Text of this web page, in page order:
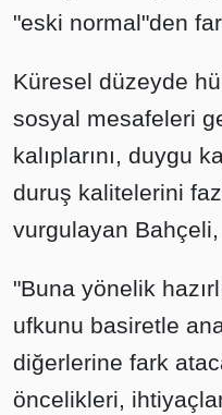
"eski normal"den
Küresel düzeyde
sosyal mesafeleri
kalıplarını, duygu
duruş kalitelerini
vurgulayan
"Buna yönelik
ufkunu basiretle
diğerlerine fark
öncelikleri,